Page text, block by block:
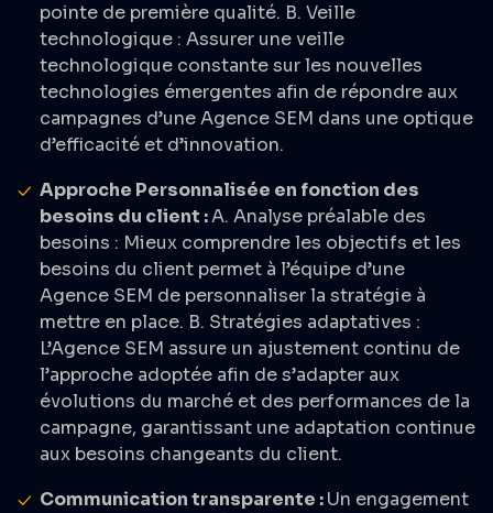
pointe de première qualité. B. Veille
technologique : Assurer une veille
technologique constante sur les nouvelles
technologies émergentes afin de répondre aux
campagnes d’une Agence SEM dans une optique
d’efficacité et d’innovation.
Approche Personnalisée en fonction des
besoins du client :A. Analyse préalable des
besoins : Mieux comprendre les objectifs et les
besoins du client permet à l’équipe d’une
Agence SEM de personnaliser la stratégie à
mettre en place. B. Stratégies adaptatives :
L’Agence SEM assure un ajustement continu de
l’approche adoptée afin de s’adapter aux
évolutions du marché et des performances de la
campagne, garantissant une adaptation continue
aux besoins changeants du client.
Communication transparente :Un engagement